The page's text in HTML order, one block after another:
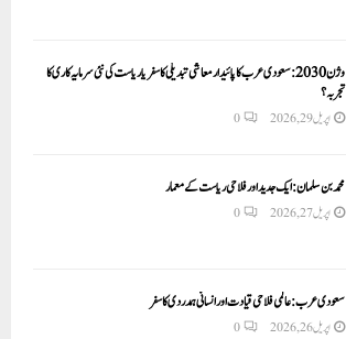
وژن 2030:سعودی عرب کا پائیدار معاشی تبدیلی کا سفر یا ریاست کی نئی سرمایہ کاری کا
تجربہ؟
اپریل 29, 2026 0
محمد بن سلمان: ایک جدید اور فلاحی ریاست کے معمار
اپریل 27, 2026 0
سعودی عرب: عالمی فلاحی قیادت اور انسانی ہمدردی کا سفر
اپریل 26, 2026 0